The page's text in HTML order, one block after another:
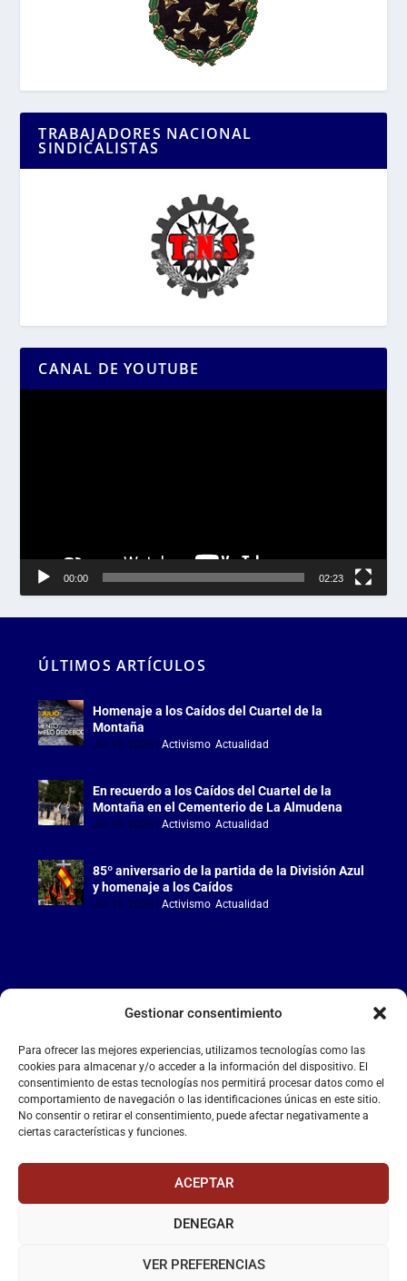
Gestionar consentimiento
Para ofrecer las mejores experiencias, utilizamos tecnologías como las
cookies para almacenar y/o acceder a la información del dispositivo. El
consentimiento de estas tecnologías nos permitirá procesar datos como el
comportamiento de navegación o las identificaciones únicas en este sitio.
No consentir o retirar el consentimiento, puede afectar negativamente a
ciertas características y funciones.
ACEPTAR
DENEGAR
VER PREFERENCIAS
TRABAJADORES NACIONAL
SINDICALISTAS
CANAL DE YOUTUBE
00:00 02:23
ÚLTIMOS ARTÍCULOS
Homenaje a los Caídos del Cuartel de la
Montaña
Jul 18, 2026 |Activismo,Actualidad
En recuerdo a los Caídos del Cuartel de la
Montaña en el Cementerio de La Almudena
Jul 18, 2026 |Activismo,Actualidad
85º aniversario de la partida de la División Azul
y homenaje a los Caídos
Jul 15, 2026 |Activismo,Actualidad
LA FALANGE
Reproductor
de
vídeo